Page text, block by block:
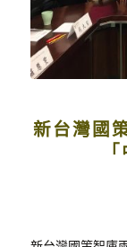
新台灣國